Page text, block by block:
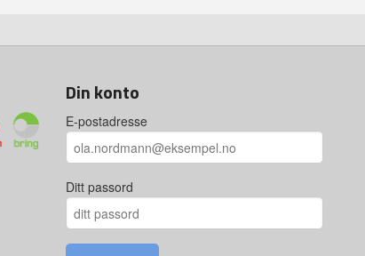
Din konto
E-postadresse
Ditt passord